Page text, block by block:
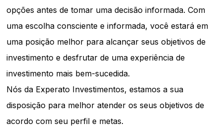
opções antes de tomar uma decisão informada. Com
uma escolha consciente e informada, você estará em
uma posição melhor para alcançar seus objetivos de
investimento e desfrutar de uma experiência de
investimento mais bem-sucedida.
Nós da Experato Investimentos, estamos a sua
disposição para melhor atender os seus objetivos de
acordo com seu perfil e metas.